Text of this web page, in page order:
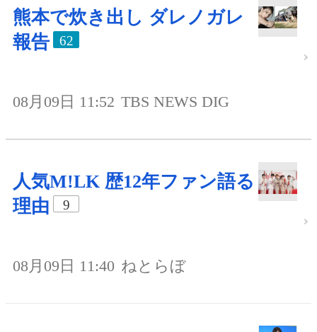
熊本で炊き出し ダレノガレ
報告
62
08月09日 11:52 TBS NEWS DIG
人気M!LK 歴12年ファン語る
理由
9
08月09日 11:40 ねとらぼ